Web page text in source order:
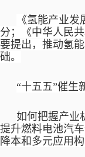
《氢能产业
分；《中华人民
要提出，推动氢
础。
“十五五”催生
如何把握产业
提升燃料电池汽
降本和多元应用